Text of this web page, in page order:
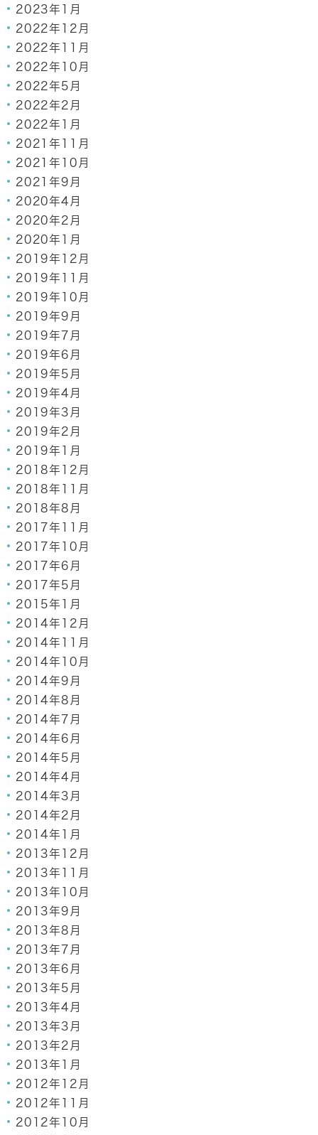
2023年1月
2022年12月
2022年11月
2022年10月
2022年5月
2022年2月
2022年1月
2021年11月
2021年10月
2021年9月
2020年4月
2020年2月
2020年1月
2019年12月
2019年11月
2019年10月
2019年9月
2019年7月
2019年6月
2019年5月
2019年4月
2019年3月
2019年2月
2019年1月
2018年12月
2018年11月
2018年8月
2017年11月
2017年10月
2017年6月
2017年5月
2015年1月
2014年12月
2014年11月
2014年10月
2014年9月
2014年8月
2014年7月
2014年6月
2014年5月
2014年4月
2014年3月
2014年2月
2014年1月
2013年12月
2013年11月
2013年10月
2013年9月
2013年8月
2013年7月
2013年6月
2013年5月
2013年4月
2013年3月
2013年2月
2013年1月
2012年12月
2012年11月
2012年10月